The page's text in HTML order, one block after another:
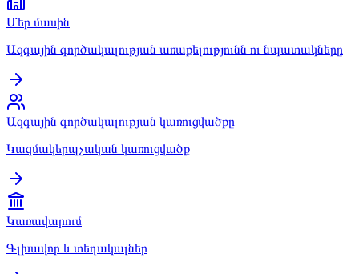
Մեր մասին
Ազգային գործակալության առաքելությունն ու նպատակները
Ազգային գործակալության կառուցվածքը
Կազմակերպչական կառուցվածք
Կառավարում
Գլխավոր և տեղակալներ